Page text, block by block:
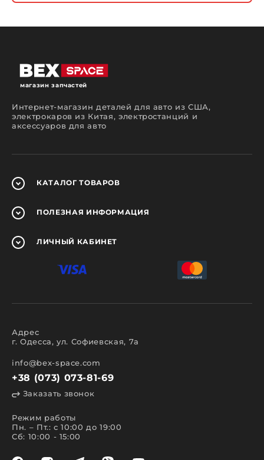
магазин запчастей
Интернет-магазин деталей для авто из США,
электрокаров из Китая, электростанций и
аксессуаров для авто
КАТАЛОГ ТОВАРОВ
ПОЛЕЗНАЯ ИНФОРМАЦИЯ
ЛИЧНЫЙ КАБИНЕТ
Адрес
г. Одесса, ул. Софиевская, 7а
info@bex-space.com
+38 (073) 073-81-69
Заказать звонок
Режим работы
Пн. – Пт.: с 10:00 до 19:00
Сб: 10:00 - 15:00